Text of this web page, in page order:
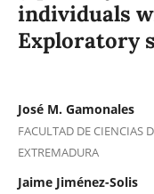
individuals
Exploratory
José M. Gamonales
FACULTAD DE CIENCIAS
EXTREMADURA
Jaime Jiménez-Solis